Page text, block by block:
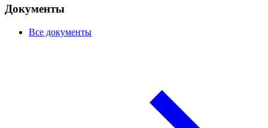
Документы
Все документы